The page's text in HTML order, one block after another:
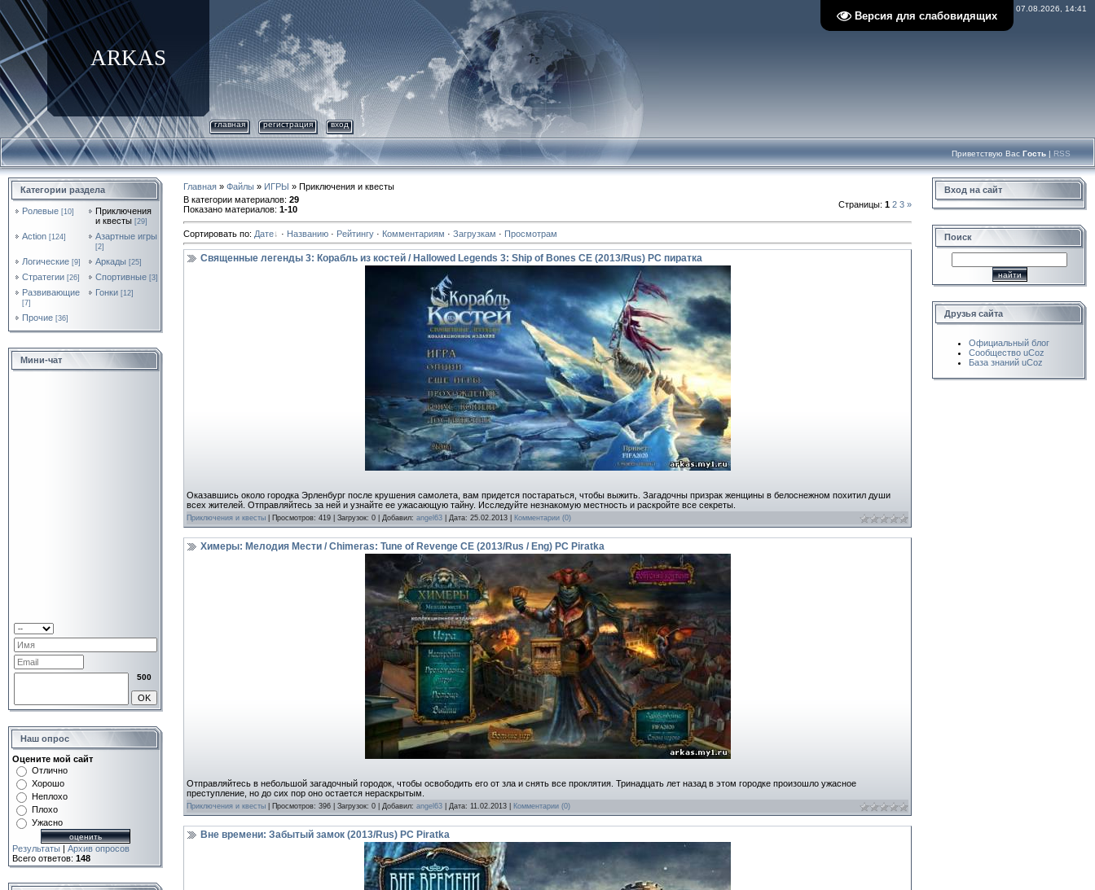
Версия для слабовидящих
ARKAS
Пятница, 07.08.2026, 14:41
главная регистрация вход
Приветствую Вас Гость | RSS
Категории раздела
Ролевые [10]
Приключения
и квесты [29]
Action [124] Азартные игры
[2]
Логические [9] Аркады [25]
Стратегии [26] Спортивные [3]
Развивающие
[7]
Гонки [12]
Прочие [36]
Мини-чат
500
Наш опрос
Оцените мой сайт
Отлично
Хорошо
Неплохо
Плохо
Ужасно
Результаты | Архив опросов
Всего ответов: 148
Главная » Файлы » ИГРЫ » Приключения и квесты
В категории материалов: 29
Показано материалов: 1-10 Страницы: 1 2 3 »
Сортировать по: Дате · Названию · Рейтингу · Комментариям · Загрузкам · Просмотрам
Священные легенды 3: Корабль из костей / Hallowed Legends 3: Ship of Bones CE (2013/Rus) PC пиратка
Оказавшись около городка Эрленбург после крушения самолета, вам придется постараться, чтобы выжить. Загадочны призрак женщины в белоснежном похитил души
всех жителей. Отправляйтесь за ней и узнайте ее ужасающую тайну. Исследуйте незнакомую местность и раскройте все секреты.
Приключения и квесты | Просмотров: 419 | Загрузок: 0 | Добавил: angel63 | Дата: 25.02.2013 Комментарии (0)
Химеры: Мелодия Мести / Chimeras: Tune of Revenge CE (2013/Rus / Eng) PC Piratka
Отправляйтесь в небольшой загадочный городок, чтобы освободить его от зла и снять все проклятия. Тринадцать лет назад в этом городке произошло ужасное
преступление, но до сих пор оно остается нераскрытым.
Приключения и квесты | Просмотров: 396 | Загрузок: 0 | Добавил: angel63 | Дата: 11.02.2013 Комментарии (0)
Вне времени: Забытый замок (2013/Rus) PC Piratka
Вход на сайт
Поиск
Друзья сайта
Официальный блог
Сообщество uCoz
База знаний uCoz